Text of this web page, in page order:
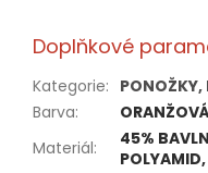
Doplňkové
Kategorie: PONOŽKY,
Barva:
Materiál:
45%